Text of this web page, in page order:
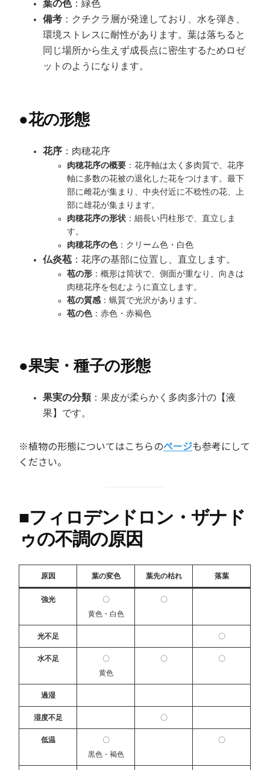
葉の色：緑色
備考 ：クチクラ層が発達しており、水を弾き、
環境ストレスに耐性があります。葉は落ちると
同じ場所から生えず成長点に密生するためロゼ
ットのようになります。
●花の形態
花序 ：肉穂花序
肉穂花序の概要 ：花序軸は太く多肉質で、花序
軸に多数の花被の退化した花をつけます。最下
部に雌花が集まり、中央付近に不稔性の花、上
部に雄花が集まります。
肉穂花序の形状 ：細長い円柱形で、直立しま
す。
肉穂花序の色：クリーム色・白色
仏炎苞 ：花序の基部に位置し、直立します。
苞の形 ：概形は筒状で、側面が重なり、向きは
肉穂花序を包むように直立します。
苞の質感 ：蝋質で光沢があります。
苞の色：赤色・赤褐色
●果実・種子の形態
果実の分類：果皮が柔らかく多肉多汁の【液
果】です。
※植物の形態についてはこちらのページも参考にして
ください。
■フィロデンドロン・ザナド
ゥの不調の原因
原因 葉の変色 葉先の枯れ 落葉
強光
〇
黄色・白色
〇
光不足 〇
水不足
〇
黄色
〇 〇
過湿
湿度不足 〇
低温
〇
黒色・褐色
〇